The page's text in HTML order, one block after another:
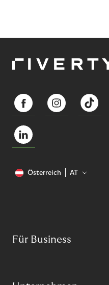
Österreich AT
Für Business